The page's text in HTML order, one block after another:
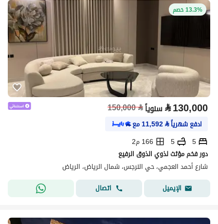
13.3% خصم
⃁130,000 سنوياً⃁
150,000
ادفع شهرياً⃁
11,592مع
5
5
166 م2
دور فخم مؤثث لذوي الذوق الرفيع
شارع أحمد العجمي، حي النرجس، شمال الرياض، الرياض
الإيميل
اتصال